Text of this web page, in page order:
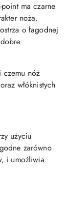
ma czarne
noża.
o łagodnej
czemu nóż
włóknistych
użyciu
zarówno
i umożliwia